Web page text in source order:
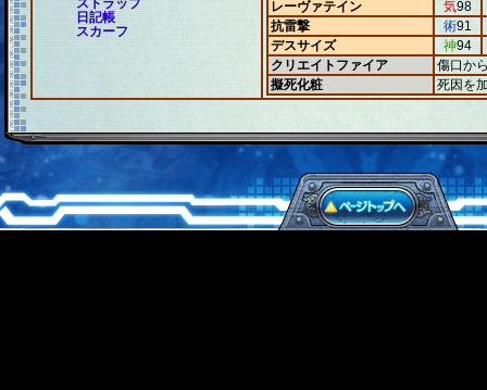
ストラップ
日記帳
スカーフ
レーヴァテイン
気98
抗雷撃
術91
デスサイズ
神94
クリエイトファイア
傷口か
擬死化粧
死因を